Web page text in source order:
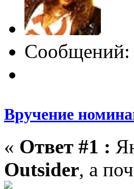
Сообщений:
Вручение
« Ответ #1 :
Outsider, а